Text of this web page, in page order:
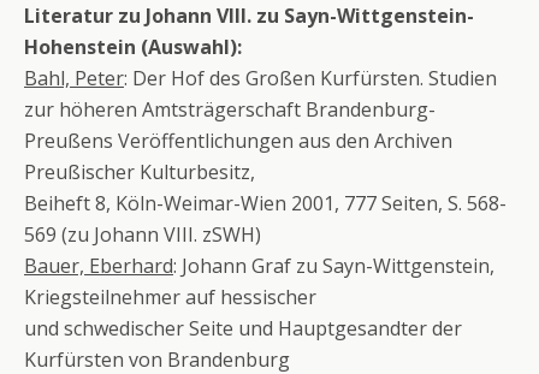
Literatur zu Johann VIII. zu Sayn-Wittgenstein-
Hohenstein (Auswahl):
Bahl, Peter: Der Hof des Großen Kurfürsten. Studien
zur höheren Amtsträgerschaft Brandenburg-
Preußens Veröffentlichungen aus den Archiven
Preußischer Kulturbesitz,
Beiheft 8, Köln-Weimar-Wien 2001, 777 Seiten, S. 568-
569 (zu Johann VIII. zSWH)
Bauer, Eberhard: Johann Graf zu Sayn-Wittgenstein,
Kriegsteilnehmer auf hessischer
und schwedischer Seite und Hauptgesandter der
Kurfürsten von Brandenburg